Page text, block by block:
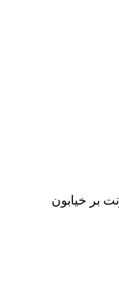
سکونت بر خیابون